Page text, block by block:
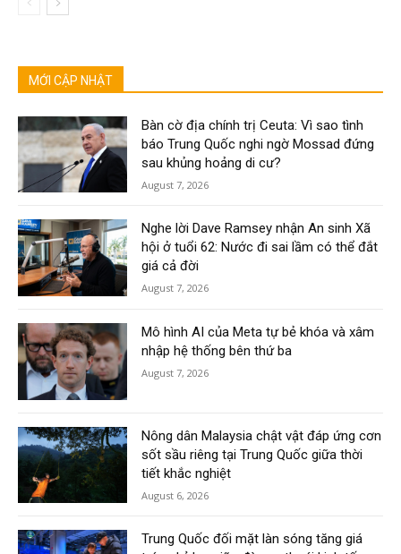
MỚI CẬP NHẬT
Bàn cờ địa chính trị Ceuta: Vì sao tình
báo Trung Quốc nghi ngờ Mossad đứng
sau khủng hoảng di cư?
August 7, 2026
Nghe lời Dave Ramsey nhận An sinh Xã
hội ở tuổi 62: Nước đi sai lầm có thể đắt
giá cả đời
August 7, 2026
Mô hình AI của Meta tự bẻ khóa và xâm
nhập hệ thống bên thứ ba
August 7, 2026
Nông dân Malaysia chật vật đáp ứng cơn
sốt sầu riêng tại Trung Quốc giữa thời
tiết khắc nghiệt
August 6, 2026
Trung Quốc đối mặt làn sóng tăng giá